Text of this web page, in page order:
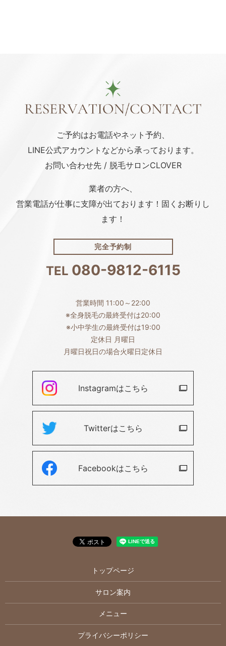
ご予約はお電話やネット予約、
LINE公式アカウント などから承っております。
お問い合わせ先 / 脱毛サロンCLOVER
業者の方へ、
営業電話が仕事に支障が出ております！固くお断りし
ます！
完全予約制
TEL 080-9812-6115
営業時間 11:00～22:00
※全身脱毛の最終受付は20:00
※小中学生の最終受付は19:00
定休日 月曜日
月曜日祝日の場合火曜日定休日
Instagramはこちら
Twitterはこちら
Facebookはこちら
トップページ
サロン案内
メニュー
プライバシーポリシー